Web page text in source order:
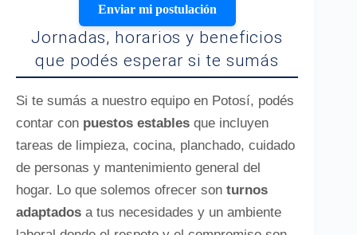
Enviar mi postulación
Jornadas, horarios y beneficios
que podés esperar si te sumás
Si te sumás a nuestro equipo en Potosí, podés
contar con puestos estables que incluyen
tareas de limpieza, cocina, planchado, cuidado
de personas y mantenimiento general del
hogar. Lo que solemos ofrecer son turnos
adaptados a tus necesidades y un ambiente